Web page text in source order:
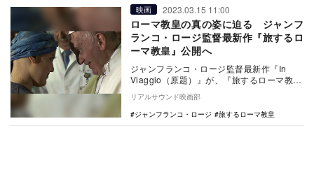
映画 2023.03.15 11:00
ローマ教皇の真の姿に迫る ジャンフ
ランコ・ロージ監督最新作『旅するロ
ーマ教皇』公開へ
ジャンフランコ・ロージ監督最新作『In
Viaggio（原題）』が、『旅するローマ教
皇』の邦題で2023年秋にBunkamura…
リアルサウンド映画部
ジャンフランコ・ロージ
旅するローマ教皇